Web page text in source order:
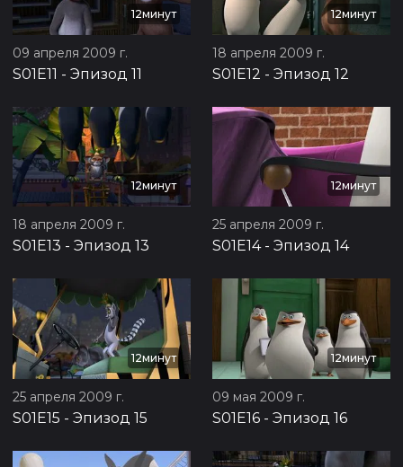
12минут
09 апреля 2009 г.
S01E11 - Эпизод 11
12минут
18 апреля 2009 г.
S01E12 - Эпизод 12
12минут
18 апреля 2009 г.
S01E13 - Эпизод 13
12минут
25 апреля 2009 г.
S01E14- Эпизод 14
12минут
25 апреля 2009 г.
S01E15 - Эпизод 15
12минут
09 мая 2009 г.
S01E16 - Эпизод 16